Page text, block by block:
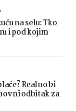
na selu: Tko
i pod kojim
Realno bi
odbitak za